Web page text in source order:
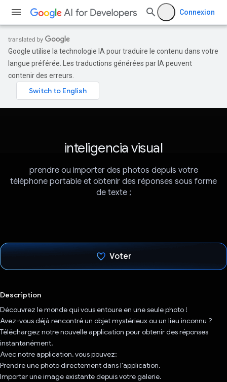
Connexion
Google utilise la technologie IA pour traduire le contenu dans votre
langue préférée. Les traductions générées par IA peuvent
contenir des erreurs.
inteligencia visual
prendre ou importer des photos depuis votre
téléphone portable et obtenir des réponses sous forme
de texte ;
Voter
Description
Découvrez le monde qui vous entoure en une seule photo !
Avez-vous déjà rencontré un objet mystérieux ou un lieu inconnu ?
Téléchargez notre nouvelle application pour obtenir des réponses
instantanément.
Avec notre application, vous pouvez:
Prendre une photo directement dans l'application.
Importer une image existante depuis votre galerie.